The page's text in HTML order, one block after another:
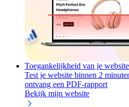
Toegankelijkheid van je website
Test je website binnen 2
ontvang een PDF-rapport
Bekijk mijn website